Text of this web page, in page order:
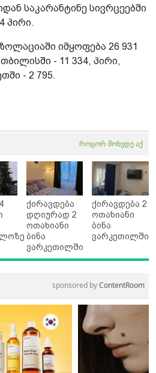
საკარანტინე სივრცეებში
პირი.
იმყოფება 26 931
- 11 334, პირი,
- 2 795.
როგორ მოხვდე აქ
ქირავდება
დღიურად 2
ოთახიანი
ბინა
ვარკეთილში
ქირავდება 2
ოთახიანი
ბინა
ვარკეთილში
sponsored byContentRoom